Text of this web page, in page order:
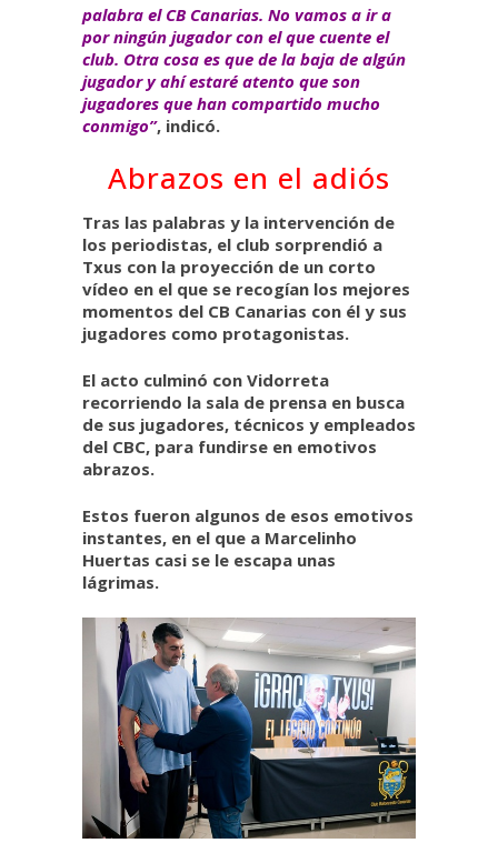
palabra el CB Canarias. No vamos a ir a
por ningún jugador con el que cuente el
club. Otra cosa es que de la baja de algún
jugador y ahí estaré atento que son
jugadores que han compartido mucho
conmigo”, indicó.
Abrazos en el adiós
Tras las palabras y la intervención de
los periodistas, el club sorprendió a
Txus con la proyección de un corto
vídeo en el que se recogían los mejores
momentos del CB Canarias con él y sus
jugadores como protagonistas.
El acto culminó con Vidorreta
recorriendo la sala de prensa en busca
de sus jugadores, técnicos y empleados
del CBC, para fundirse en emotivos
abrazos.
Estos fueron algunos de esos emotivos
instantes, en el que a Marcelinho
Huertas casi se le escapa unas
lágrimas.